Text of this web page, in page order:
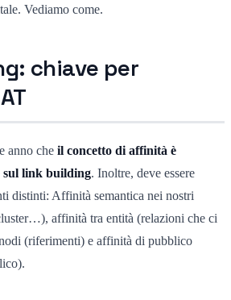
Vediamo come.
chiave per
anno che il concetto di affinità è
sul link building. Inoltre, deve essere
distinti: Affinità semantica nei nostri
affinità tra entità (relazioni che ci
(riferimenti) e affinità di pubblico